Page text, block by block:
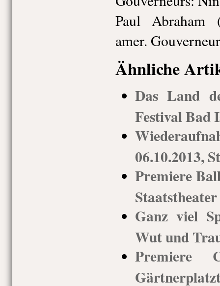
Paul Abraham
amer.
Ähnliche
Das Land
Festival Bad
06.10.2013,
Premiere
Ganz viel
Wut und
Premiere